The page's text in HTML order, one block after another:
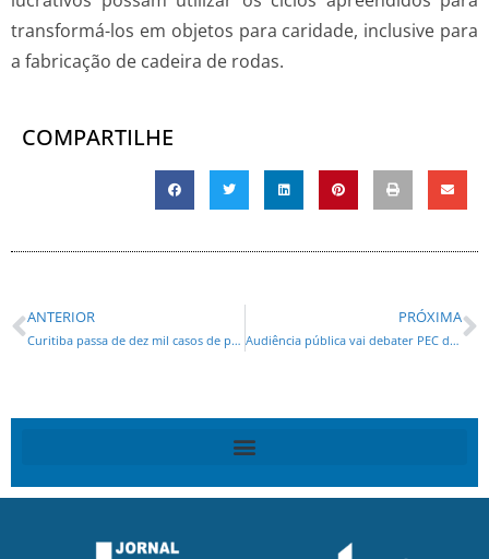
transformá-los em objetos para caridade, inclusive para
a fabricação de cadeira de rodas.
COMPARTILHE
ANTERIOR
Curitiba passa de dez mil casos de pessoas infectadas pelo novo coronavírus
PRÓXIMA
Audiência pública vai debater PEC da aposentadoria integral para policiais civis